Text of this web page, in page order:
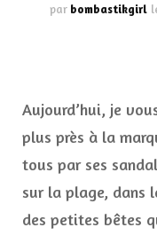
par bombastikgirl
Aujourd’hui, je
plus près à la
tous par ses
sur la plage, dans
des petites bêtes